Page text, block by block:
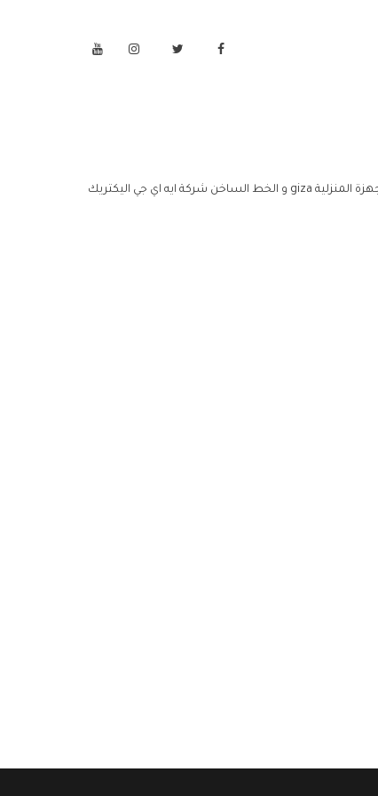
اليكتريك للاجهزة المنزلية giza مركز خدمة شركة ايه اي جي اليكتريك للاجهزة المنزلية giza خدمة عملاء شركة ايه اي جي اليكتريك للاجهزة المنزلية giza و الخط الساخن شركة ايه اي جي اليكتريك